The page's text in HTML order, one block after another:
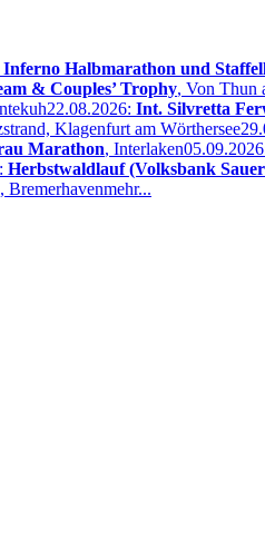
Inferno Halbmarathon und
& Couples’ Trophy, Von Thun
22.08.2026: Int. Silvretta
Klagenfurt am Wörthersee
Marathon, Interlaken
Herbstwaldlauf (Volksbank
, Bremerhavenmehr...